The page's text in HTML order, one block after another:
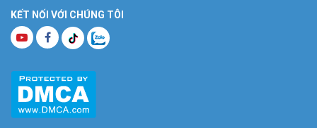
KẾT NỐI VỚI CHÚNG TÔI